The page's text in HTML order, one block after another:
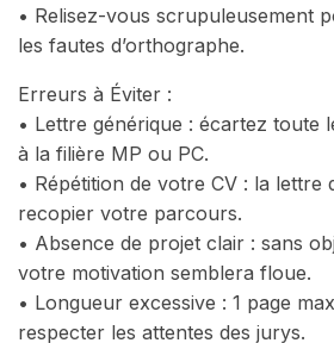
• Relisez-vous scrupuleusement
les fautes d’orthographe.
Erreurs à Éviter :
• Lettre générique : écartez toute
à la filière MP ou PC.
• Répétition de votre CV : la lettre
recopier votre parcours.
• Absence de projet clair : sans
votre motivation semblera floue.
• Longueur excessive : 1 page
respecter les attentes des jurys.